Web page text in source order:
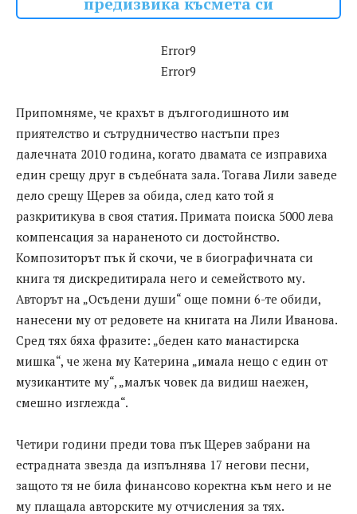
Error9
Error9
Припомняме, че крахът в дългогодишното им
приятелство и сътрудничество настъпи през
далечната 2010 година, когато двамата се изправиха
един срещу друг в съдебната зала. Тогава Лили заведе
дело срещу Щерев за обида, след като той я
разкритикува в своя статия. Примата поиска 5000 лева
компенсация за нараненото си достойнство.
Композиторът пък й скочи, че в биографичната си
книга тя дискредитирала него и семейството му.
Авторът на „Осъдени души“ още помни 6-те обиди,
нанесени му от редовете на книгата на Лили Иванова.
Сред тях бяха фразите: „беден като манастирска
мишка“, че жена му Катерина „имала нещо с един от
музикантите му“, „малък човек да видиш наежен,
смешно изглежда“.
Четири години преди това пък Щерев забрани на
естрадната звезда да изпълнява 17 негови песни,
защото тя не била финансово коректна към него и не
му плащала авторските му отчисления за тях.